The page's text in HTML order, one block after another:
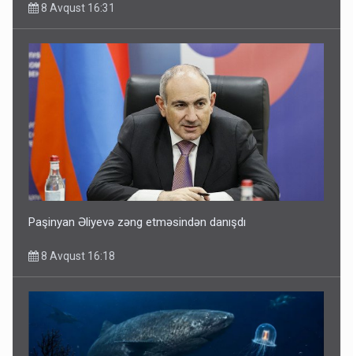
8 Avqust 16:31
Paşinyan Əliyevə zəng etməsindən danışdı
8 Avqust 16:18